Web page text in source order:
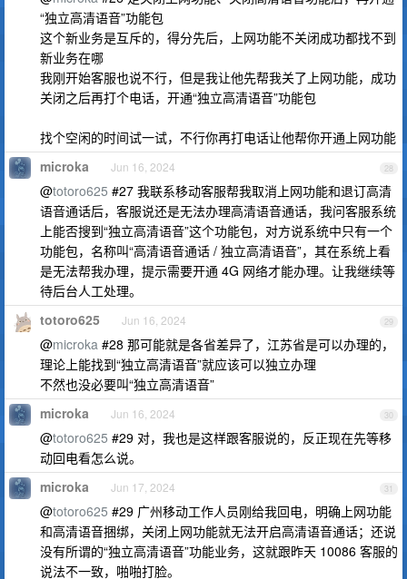
“独立高清语音”功能包
这个新业务是互斥的，得分先后，上网功能不关闭成功都找不到
新业务在哪
我刚开始客服也说不行，但是我让他先帮我关了上网功能，成功
关闭之后再打个电话，开通“独立高清语音”功能包
找个空闲的时间试一试，不行你再打电话让他帮你开通上网功能
28
microka Jun 16, 2024
@totoro625 #27 我联系移动客服帮我取消上网功能和退订高清
语音通话后，客服说还是无法办理高清语音通话，我问客服系统
上能否搜到“独立高清语音”这个功能包，对方说系统中只有一个
功能包，名称叫“高清语音通话 / 独立高清语音”，其在系统上看
是无法帮我办理，提示需要开通 4G 网络才能办理。让我继续等
待后台人工处理。
29
totoro625 Jun 16, 2024
@microka #28 那可能就是各省差异了，江苏省是可以办理的，
理论上能找到“独立高清语音”就应该可以独立办理
不然也没必要叫“独立高清语音”
30
microka Jun 16, 2024
@totoro625 #29 对，我也是这样跟客服说的，反正现在先等移
动回电看怎么说。
31
microka Jun 17, 2024
@totoro625 #29 广州移动工作人员刚给我回电，明确上网功能
和高清语音捆绑，关闭上网功能就无法开启高清语音通话；还说
没有所谓的“独立高清语音”功能业务，这就跟昨天 10086 客服的
说法不一致，啪啪打脸。